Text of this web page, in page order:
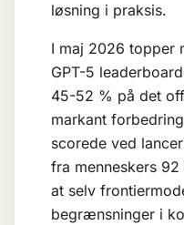
løsning i praksis.
I maj 2026 topper
GPT-5
45-52 % på det
markant
scorede ved
fra menneskers
at selv
begrænsninger i